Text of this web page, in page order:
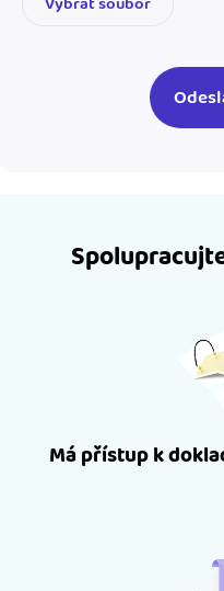
Má přístup k